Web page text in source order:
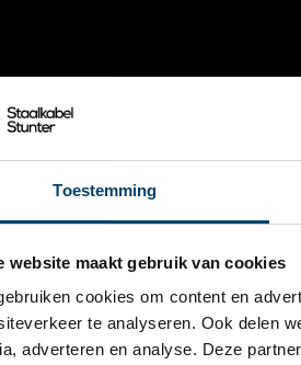
Toestemming
website maakt gebruik van cookies
cookies om content en
te analyseren. Ook delen
adverteren en analyse. Deze